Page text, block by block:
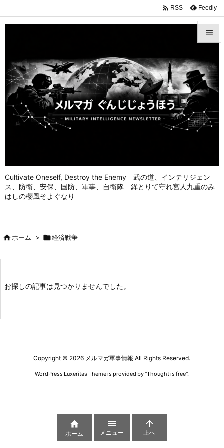
Cultivate Oneself, Destroy the Enemy 武の道、インテリジェン
ス、防衛、安保、国防、軍事、自衛隊 鉾とりて守れ宮人九重のみ
はしの櫻風そよぐなり

メニュ

前へ
次へ

 RSS Feedly
ホーム > 経済戦争
お探しの記事は見つかりませんでした。
Copyright © 2026 メルマガ軍事情報 All Rights Reserved.
WordPress Luxeritas Theme is provided by "Thought is free".

ホーム

メニュー

上へ